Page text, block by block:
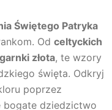
Świętego Patryka
Od celtyckich
złota, te wzory
święta. Odkryj
poprzez
bogate dziedzictwo